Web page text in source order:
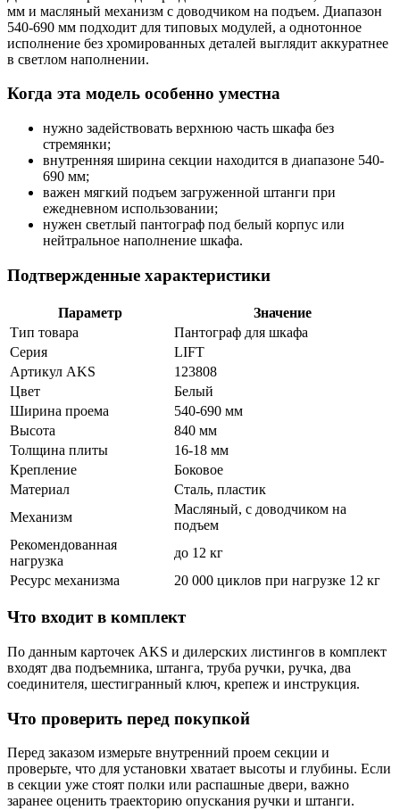
мм и масляный механизм с доводчиком на подъем. Диапазон
540-690 мм подходит для типовых модулей, а однотонное
исполнение без хромированных деталей выглядит аккуратнее
в светлом наполнении.
Когда эта модель особенно уместна
нужно задействовать верхнюю часть шкафа без
стремянки;
внутренняя ширина секции находится в диапазоне 540-
690 мм;
важен мягкий подъем загруженной штанги при
ежедневном использовании;
нужен светлый пантограф под белый корпус или
нейтральное наполнение шкафа.
Подтвержденные характеристики
Параметр
Значение
Тип товара
Пантограф для шкафа
Серия
LIFT
Артикул AKS
123808
Цвет
Белый
Ширина проема
540-690 мм
Высота
840 мм
Толщина плиты
16-18 мм
Крепление
Боковое
Материал
Сталь, пластик
Механизм
Масляный, с доводчиком на
подъем
Рекомендованная
нагрузка
до 12 кг
Ресурс механизма
20 000 циклов при нагрузке 12 кг
Что входит в комплект
По данным карточек AKS и дилерских листингов в комплект
входят два подъемника, штанга, труба ручки, ручка, два
соединителя, шестигранный ключ, крепеж и инструкция.
Что проверить перед покупкой
Перед заказом измерьте внутренний проем секции и
проверьте, что для установки хватает высоты и глубины. Если
в секции уже стоят полки или распашные двери, важно
заранее оценить траекторию опускания ручки и штанги.